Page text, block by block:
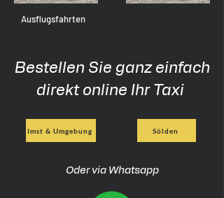
Ausflugsfahrten
Bestellen Sie ganz einfach
direkt online Ihr Taxi
Imst & Umgebung Sölden
Oder via Whatsapp